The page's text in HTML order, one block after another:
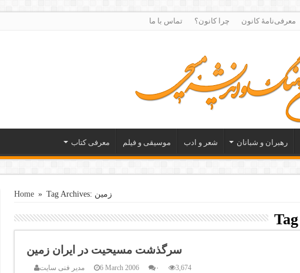
معرفی‌نامۀ کانون چرا کانون؟ تماس با ما
رهبران و شبانان شعر و ادب موسیقی و فیلم معرفی کتاب
Home » Tag Archives: زمین
سرگذشت مسیحیت در ایران زمین
مدیر فنی سایت 6 March 2006 ۰ 3,674